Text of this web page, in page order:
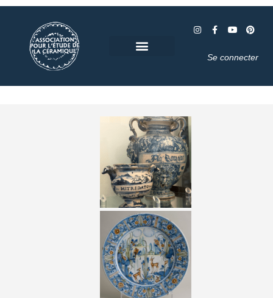
Se connecter